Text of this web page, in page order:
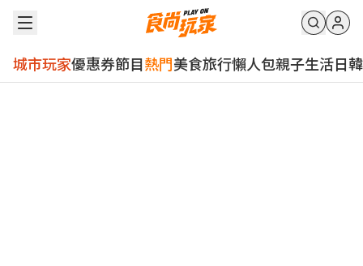
城市玩家優惠券節目熱門美食旅行懶人包親子生活日韓